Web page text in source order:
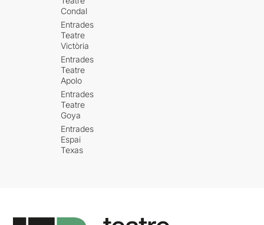
Condal
Entrades
Teatre
Victòria
Entrades
Teatre
Apolo
Entrades
Teatre
Goya
Entrades
Espai
Texas